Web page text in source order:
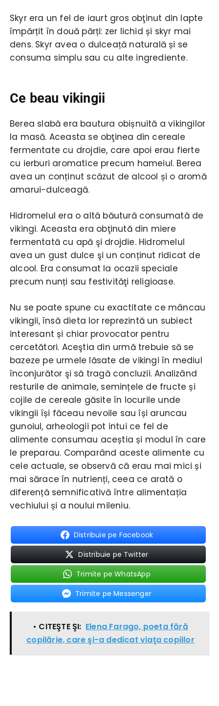
Skyr era un fel de iaurt gros obţinut din lapte
împărțit în două părți: zer lichid și skyr mai
dens. Skyr avea o dulceață naturală și se
consuma simplu sau cu alte ingrediente.
Ce beau vikingii
Berea slabă era bautura obișnuită a vikingilor
la masă. Aceasta se obţinea din cereale
fermentate cu drojdie, care apoi erau fierte
cu ierburi aromatice precum hameiul. Berea
avea un conținut scăzut de alcool și o aromă
amarui-dulceagă.
Hidromelul era o altă băutură consumată de
vikingi. Aceasta era obţinută din miere
fermentată cu apă şi drojdie. Hidromelul
avea un gust dulce şi un conținut ridicat de
alcool. Era consumat la ocazii speciale
precum nunți sau festivităţi religioase.
Nu se poate spune cu exactitate ce mâncau
vikingii, însă dieta lor reprezintă un subiect
interesant și chiar provocator pentru
cercetători. Aceştia din urmă trebuie să se
bazeze pe urmele lăsate de vikingi în mediul
înconjurător şi să tragă concluzii. Analizând
resturile de animale, semințele de fructe și
cojile de cereale găsite în locurile unde
vikingii își făceau nevoile sau își aruncau
gunoiul, arheologii pot intui ce fel de
alimente consumau aceștia și modul în care
le preparau. Comparând aceste alimente cu
cele actuale, se observă că erau mai mici și
mai sărace în nutrienți, ceea ce arată o
diferență semnificativă între alimentația
vechiului și a noului mileniu.
Distribuie pe Facebook
Distribuie pe Twitter
Trimite pe WhatsApp
Trimite pe Messenger
• CITEŞTE ŞI: Elena Farago, poeta fără
copilărie, care şi-a dedicat viaţa copiilor